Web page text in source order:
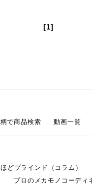
[1]
で商品検索 動画一覧
どブラインド（コラム）
プロのメカモノコーディ